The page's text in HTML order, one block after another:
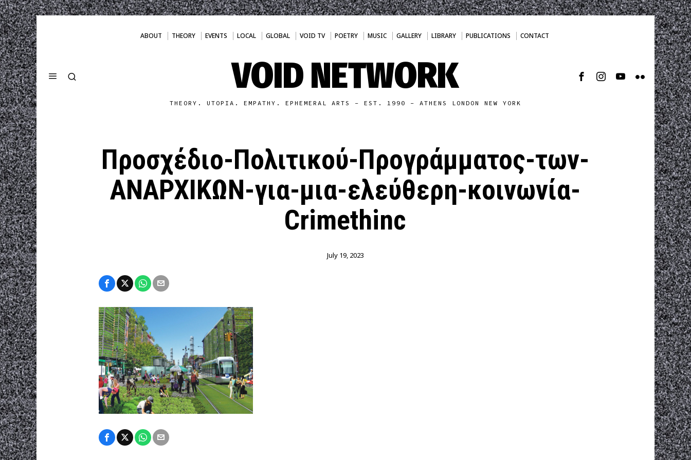
ABOUT THEORY EVENTS LOCAL GLOBAL VOID TV POETRY MUSIC GALLERY LIBRARY PUBLICATIONS CONTACT
VOID NETWORK
THEORY. UTOPIA. EMPATHY. EPHEMERAL ARTS - EST. 1990 - ATHENS LONDON NEW YORK
Προσχέδιο-Πολιτικού-Προγράμματος-των-
ΑΝΑΡΧΙΚΩΝ-για-μια-ελεύθερη-κοινωνία-
Crimethinc
July 19, 2023